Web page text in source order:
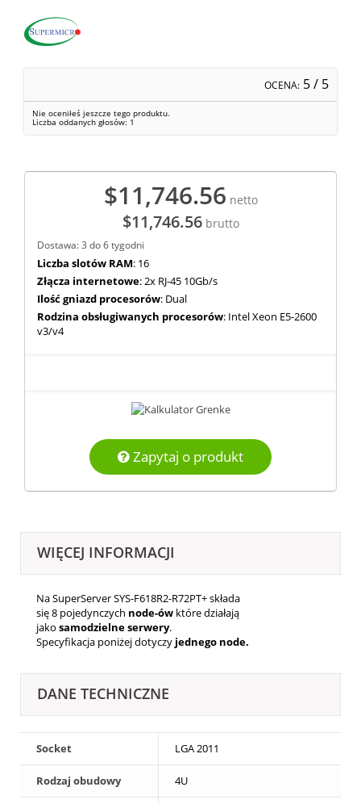
OCENA: 5/ 5
Nie oceniłeś jeszcze tego produktu.
Liczba oddanych głosów: 1
$11,746.56 netto
$11,746.56brutto
Dostawa: 3 do 6 tygodni
Liczba slotów RAM: 16
Złącza internetowe: 2x RJ-45 10Gb/s
Ilość gniazd procesorów: Dual
Rodzina obsługiwanych procesorów: Intel Xeon E5-2600
v3/v4
Zapytaj o produkt
WIĘCEJ INFORMACJI
Na SuperServer SYS-F618R2-R72PT+ składa
się 8 pojedynczych node-ów które działają
jako samodzielne serwery.
Specyfikacja poniżej dotyczy jednego node.
DANE TECHNICZNE
Socket LGA 2011
Rodzaj obudowy 4U